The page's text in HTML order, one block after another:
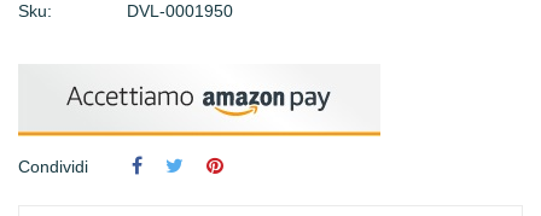
Sku:
DVL-0001950
Condividi